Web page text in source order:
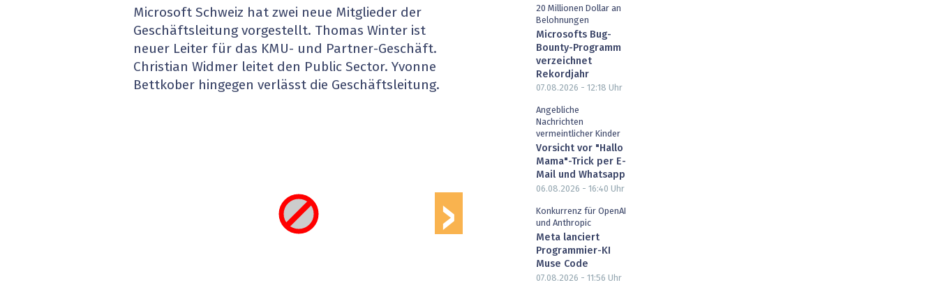
Blockchain
EU-DSGVO
XaaS, Managed Services & Co.
Artificial Intelligence
Finance 2030
Fintech & Insurtech
Professional AV & Digital Signage
Microsoft Schweiz hat zwei neue Mitglieder der
Geschäftsleitung vorgestellt. Thomas Winter ist
neuer Leiter für das KMU- und Partner-Geschäft.
Christian Widmer leitet den Public Sector. Yvonne
Bettkober hingegen verlässt die Geschäftsleitung.
›
20 Millionen Dollar an
Belohnungen
Microsofts Bug-
Bounty-Programm
verzeichnet
Rekordjahr
07.08.2026 - 12:18 Uhr
Angebliche
Nachrichten
vermeintlicher Kinder
Vorsicht vor "Hallo
Mama"-Trick per E-
Mail und Whatsapp
06.08.2026 - 16:40 Uhr
Konkurrenz für OpenAI
und Anthropic
Meta lanciert
Programmier-KI
Muse Code
07.08.2026 - 11:56 Uhr